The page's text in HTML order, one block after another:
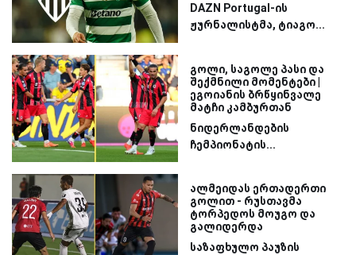
DAZN Portugal-ის
ჟურნალისტმა, ტიაგო...
გოლი, საგოლე პასი და
შექმნილი მომენტები |
ეგოიანის ბრწყინვალე
მატჩი კამბურთან
ნიდერლანდების
ჩემპიონატის...
ალმეიდას ერთადერთი
გოლით - რუსთავმა
ტორპედოს მოუგო და
გალიდერდა
საზაფხულო პაუზის